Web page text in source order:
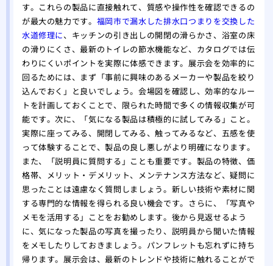
す。これらの製品に直接触れて、質感や操作性を確認できるの
が最大の魅力です。 福岡市で漏水した排水口つまりを交換した
水道修理に、キッチンの引き出しの開閉の滑らかさ、浴室の床
の滑りにくさ、最新のトイレの節水機能など、カタログでは伝
わりにくいポイントを実際に体感できます。展示会を効率的に
回るためには、まず「事前に興味のあるメーカーや製品を絞り
込んでおく」と良いでしょう。会場図を確認し、効率的なルー
トを計画しておくことで、限られた時間で多くの情報収集が可
能です。次に、「気になる製品は積極的に試してみる」こと。
実際に座ってみる、開閉してみる、触ってみるなど、五感を使
って体験することで、製品の良し悪しがより明確になります。
また、「説明員に質問する」ことも重要です。製品の特徴、価
格帯、メリット・デメリット、メンテナンス方法など、疑問に
思ったことは遠慮なく質問しましょう。新しい技術や素材に関
する専門的な情報を得られる良い機会です。さらに、「写真や
メモを活用する」ことをお勧めします。後から見返せるよう
に、気になった製品の写真を撮ったり、説明員から聞いた情報
をメモしたりしておきましょう。パンフレットも忘れずに持ち
帰ります。展示会は、最新のトレンドや技術に触れることがで